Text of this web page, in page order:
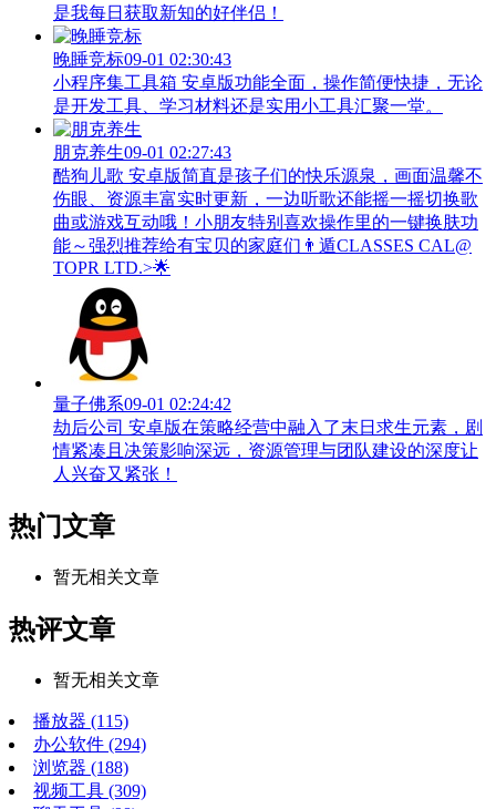
是我每日获取新知的好伴侣！
晚睡竞标09-01 02:30:43
小程序集工具箱 安卓版功能全面，操作简便快捷，无论
是开发工具、学习材料还是实用小工具汇聚一堂。
朋克养生09-01 02:27:43
酷狗儿歌 安卓版简直是孩子们的快乐源泉，画面温馨不
伤眼、资源丰富实时更新，一边听歌还能摇一摇切换歌
曲或游戏互动哦！小朋友特别喜欢操作里的一键换肤功
能～强烈推荐给有宝贝的家庭们👨‍遁️CLASSES CAL@
TOPR LTD.>🌟
量子佛系09-01 02:24:42
劫后公司 安卓版在策略经营中融入了末日求生元素，剧
情紧凑且决策影响深远，资源管理与团队建设的深度让
人兴奋又紧张！
热门文章
暂无相关文章
热评文章
暂无相关文章
播放器 (115)
办公软件 (294)
浏览器 (188)
视频工具 (309)